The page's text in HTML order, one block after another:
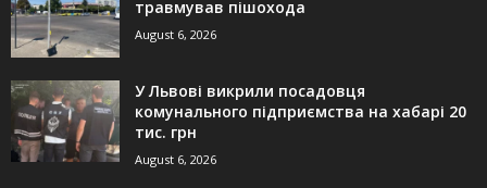
травмував пішохода
August 6, 2026
У Львові викрили посадовця
комунального підприємства на хабарі 20
тис. грн
August 6, 2026